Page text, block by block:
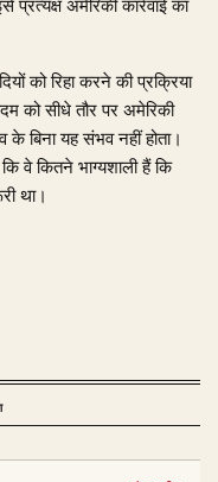
अमेरिकी कार्रवाई का
को रिहा करने की प्रक्रिया
को सीधे तौर पर अमेरिकी
बिना यह संभव नहीं होता।
वे कितने भाग्यशाली हैं कि
था।